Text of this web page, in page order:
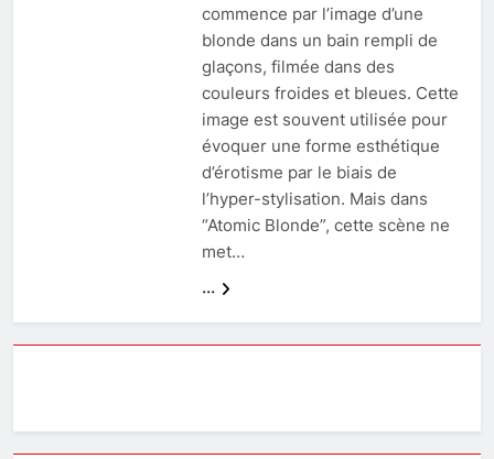
commence par l’image d’une
blonde dans un bain rempli de
glaçons, filmée dans des
couleurs froides et bleues. Cette
image est souvent utilisée pour
évoquer une forme esthétique
d’érotisme par le biais de
l’hyper-stylisation. Mais dans
“Atomic Blonde”, cette scène ne
met…
...